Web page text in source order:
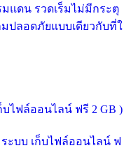
แดน รวดเร็มไม่มีกระตุ
ปลอดภัยแบบเดียวกับที่ใ
บไฟล์ออนไลน์ ฟรี 2 GB )
ะบบ เก็บไฟล์ออนไลน์ ฟ